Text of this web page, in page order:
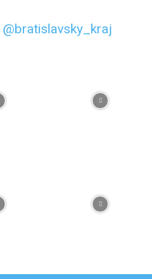
@bratislavsky_kraj